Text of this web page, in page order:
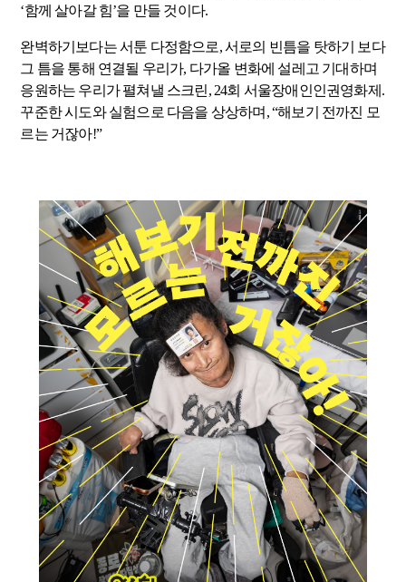
‘함께 살아갈 힘’을 만들 것이다.
완벽하기보다는 서툰 다정함으로,서로의 빈틈을 탓하기 보다
그 틈을 통해 연결될 우리가, 다가올 변화에 설레고 기대하며
응원하는 우리가 펼쳐낼 스크린, 24회 서울장애인인권영화제 .
꾸준한 시도와 실험으로 다음을 상상하며 , “해보기 전까진 모
르는 거잖아!”